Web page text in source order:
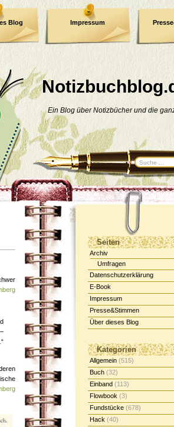
Ein Blog über Notizbücher und die
Blog Impressum
Datenschutzerklärung
Seiten
Archiv
Umfragen
Datenschutzerklärung
E-Book
Impressum
Presse&Stimmen
Über dieses Blog
Kategorien
Allgemein (515)
Buch (32)
Einband (113)
Flowbook (3)
Fundstücke (678)
Hack (40)